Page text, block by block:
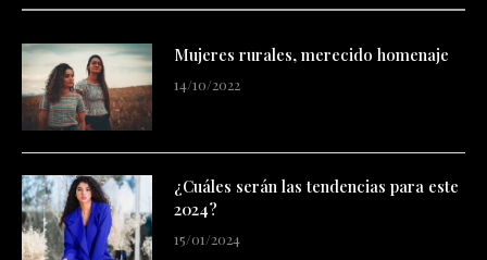
Mujeres rurales, merecido homenaje
14/10/2022
¿Cuáles serán las tendencias para este
2024?
15/01/2024